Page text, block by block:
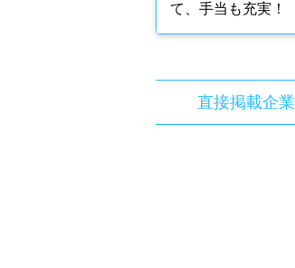
て、手当も充実！
直接掲載企